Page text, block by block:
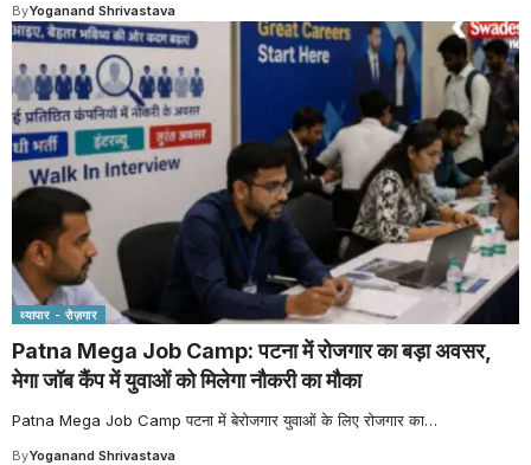
ByYoganand Shrivastava
व्यापार - रोज़गार
Patna Mega Job Camp: पटना में रोजगार का बड़ा अवसर,
मेगा जॉब कैंप में युवाओं को मिलेगा नौकरी का मौका
Patna Mega Job Camp पटना में बेरोजगार युवाओं के लिए रोजगार का…
ByYoganand Shrivastava